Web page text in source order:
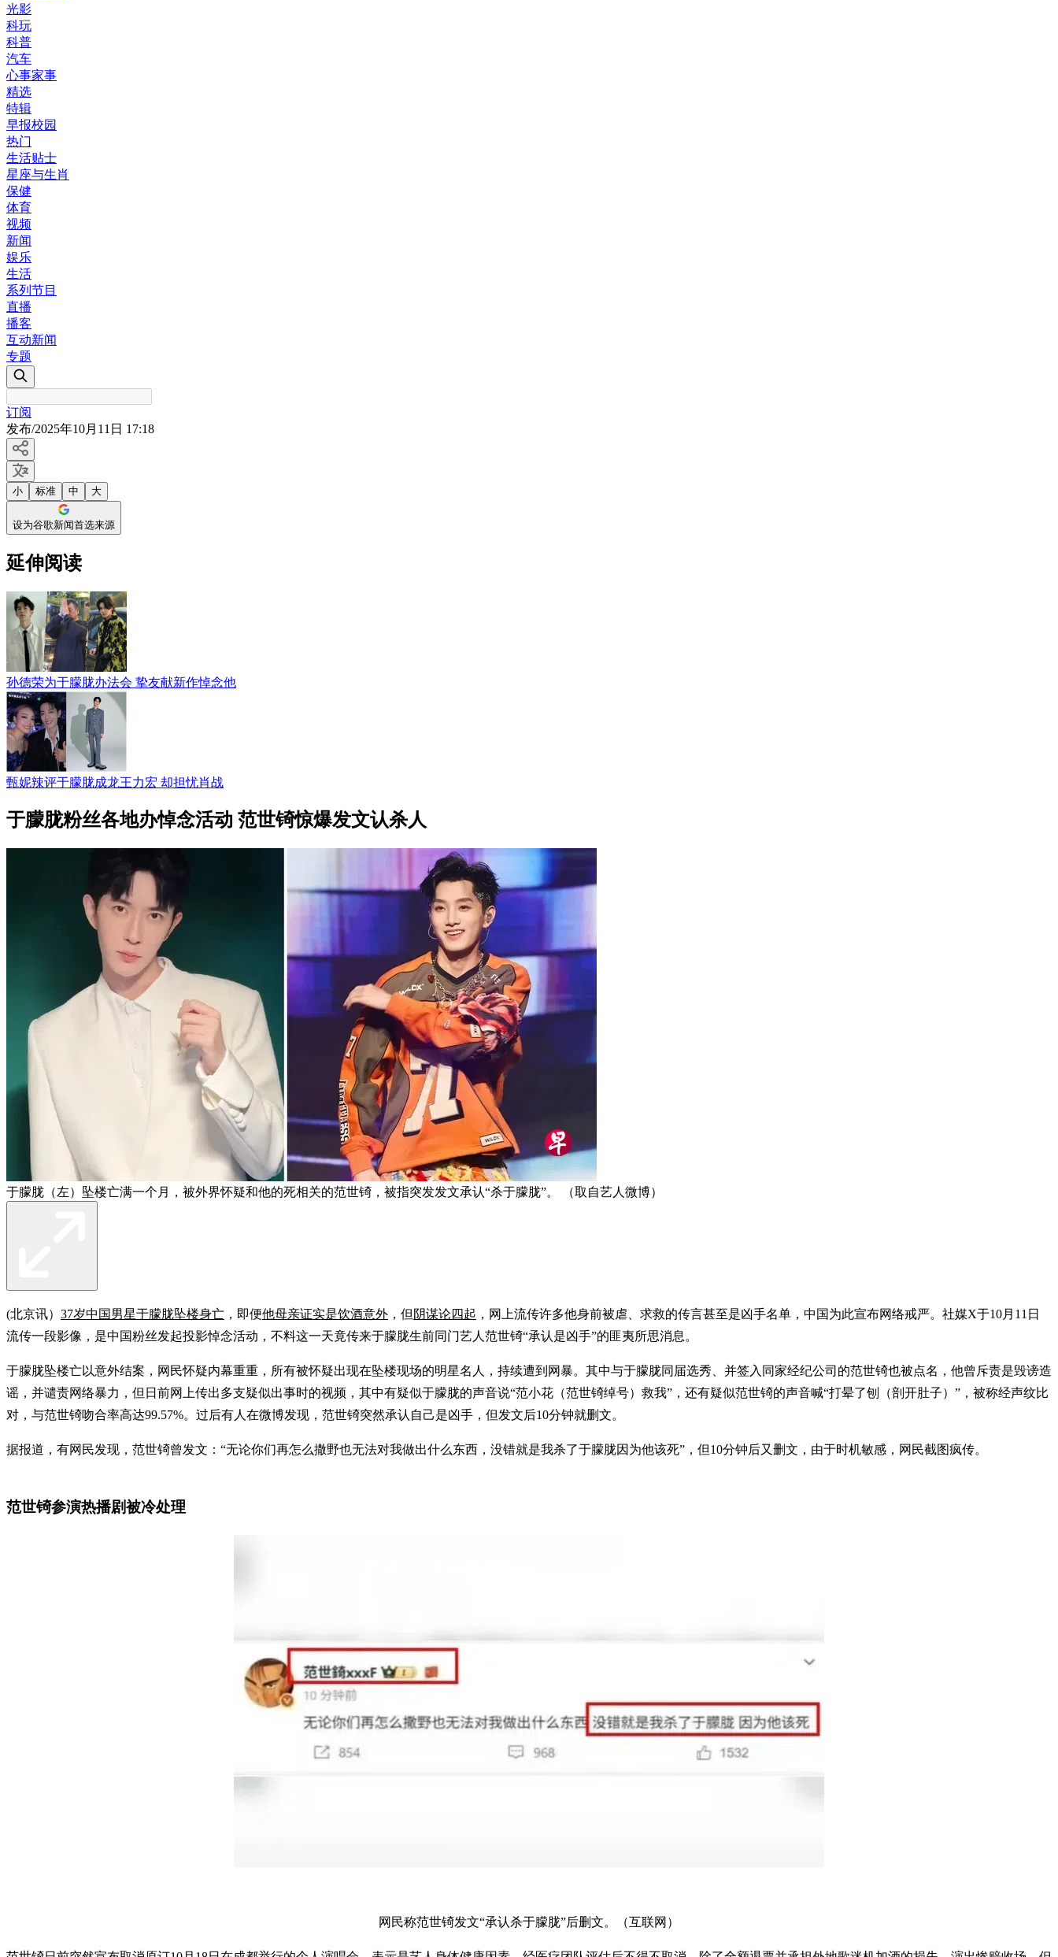
光影
科玩
科普
汽车
心事家事
精选
特辑
早报校园
热门
生活贴士
星座与生肖
保健
体育
视频
新闻
娱乐
生活
系列节目
直播
播客
互动新闻
专题
订阅
发布/2025年10月11日 17:18
小 标准 中 大
设为谷歌新闻首选来源
延伸阅读
孙德荣为于朦胧办法会 挚友献新作悼念他
甄妮辣评于朦胧成龙王力宏 却担忧肖战
于朦胧粉丝各地办悼念活动 范世锜惊爆发文认杀人
于朦胧（左）坠楼亡满一个月，被外界怀疑和他的死相关的范世锜，被指突发发文承认“杀于朦胧”。 （取自艺人微博）
(北京讯） 37岁中国男星于朦胧坠楼身亡 ，即便他母亲证实是饮酒意外 ，但 阴谋论四起 ，网上流传许多他身前被虐、求救的传言甚至是凶手名单，中国为此宣布网络戒严。社媒X于10月11日
流传一段影像，是中国粉丝发起投影悼念活动，不料这一天竟传来于朦胧生前同门艺人范世锜“承认是凶手”的匪夷所思消息。
于朦胧坠楼亡以意外结案，网民怀疑内幕重重，所有被怀疑出现在坠楼现场的明星名人，持续遭到网暴。其中与于朦胧同届选秀、并签入同家经纪公司的范世锜也被点名，他曾斥责是毁谤造
谣，并谴责网络暴力，但日前网上传出多支疑似出事时的视频，其中有疑似于朦胧的声音说“范小花（范世锜绰号）救我”，还有疑似范世锜的声音喊“打晕了刨（剖开肚子）”，被称经声纹比
对，与范世锜吻合率高达99.57%。过后有人在微博发现，范世锜突然承认自己是凶手，但发文后10分钟就删文。
据报道，有网民发现，范世锜曾发文：“无论你们再怎么撒野也无法对我做出什么东西，没错就是我杀了于朦胧因为他该死”，但10分钟后又删文，由于时机敏感，网民截图疯传。
范世锜参演热播剧被冷处理
网民称范世锜发文“承认杀于朦胧”后删文。（互联网）